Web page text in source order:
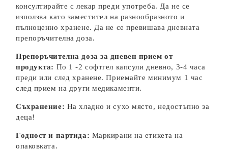
консултирайте с лекар преди употреба. Да не се
използва като заместител на разнообразното и
пълноценно хранене. Да не се превишава дневната
препоръчителна доза.
Препоръчителна доза за дневен прием от
продукта: По 1 -2 софтгел капсули дневно, 3-4 часа
преди или след хранене. Приемайте минимум 1 час
след прием на други медикаменти.
Съхранение: На хладно и сухо място, недостъпно за
деца!
Годност и партида: Маркирани на етикета на
опаковката.